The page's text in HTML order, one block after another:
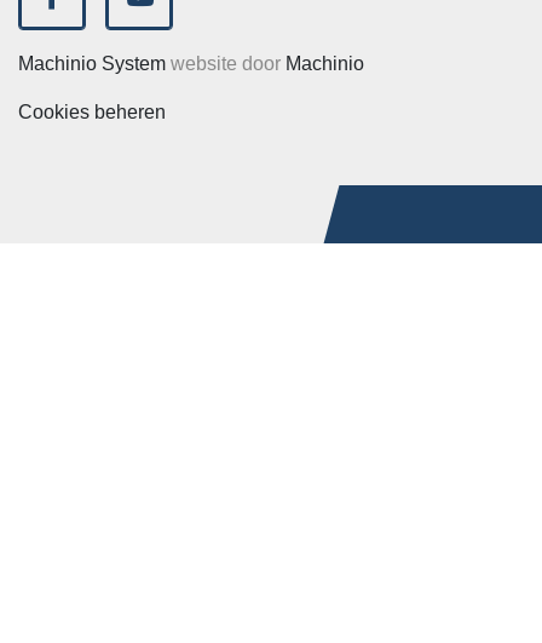
facebookyoutube
Machinio System website door Machinio
Cookies beheren